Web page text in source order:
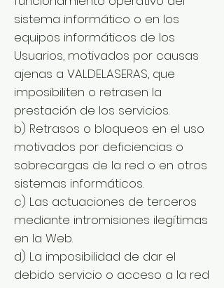
sistema informático o en los
equipos informáticos de los
Usuarios, motivados por causas
ajenas a VALDELASERAS, que
imposibiliten o retrasen la
prestación de los servicios.
b) Retrasos o bloqueos en el uso
motivados por deficiencias o
sobrecargas de la red o en otros
sistemas informáticos.
c) Las actuaciones de terceros
mediante intromisiones ilegítimas
en la Web.
d) La imposibilidad de dar el
debido servicio o acceso a la red